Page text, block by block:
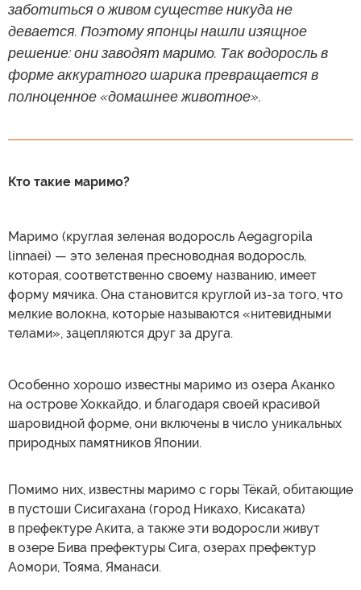
заботиться о живом существе никуда не
девается. Поэтому японцы нашли изящное
решение: они заводят маримо. Так водоросль в
форме аккуратного шарика превращается в
полноценное «домашнее животное».
Кто такие маримо?
Маримо (круглая зеленая водоросль Aegagropila
linnaei) — это зеленая пресноводная водоросль,
которая, соответственно своему названию, имеет
форму мячика. Она становится круглой из-за того, что
мелкие волокна, которые называются «нитевидными
телами», зацепляются друг за друга.
Особенно хорошо известны маримо из озера Аканко
на острове Хоккайдо, и благодаря своей красивой
шаровидной форме, они включены в число уникальных
природных памятников Японии.
Помимо них, известны маримо с горы Тёкай, обитающие
в пустоши Сисигахана (город Никахо, Кисаката)
в префектуре Акита, а также эти водоросли живут
в озере Бива префектуры Сига, озерах префектур
Аомори, Тояма, Яманаси.